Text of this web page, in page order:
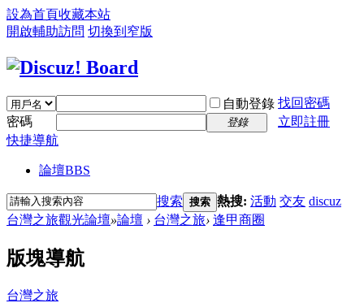
設為首頁收藏本站
開啟輔助訪問 切換到窄版
自動登錄 找回密碼
密碼
登錄
立即註冊
快捷導航
論壇BBS
搜索 搜索 熱搜: 活動 交友 discuz
台灣之旅觀光論壇»論壇 › 台灣之旅› 逢甲商圈
版塊導航
台灣之旅